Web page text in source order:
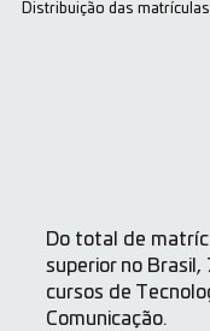
Distribuição das
Do total de
superior no
cursos de
Comunicação.